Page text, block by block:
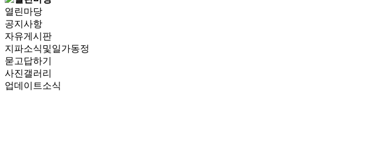
열린마당
공지사항
자유게시판
지파소식및일가동정
묻고답하기
사진갤러리
업데이트소식